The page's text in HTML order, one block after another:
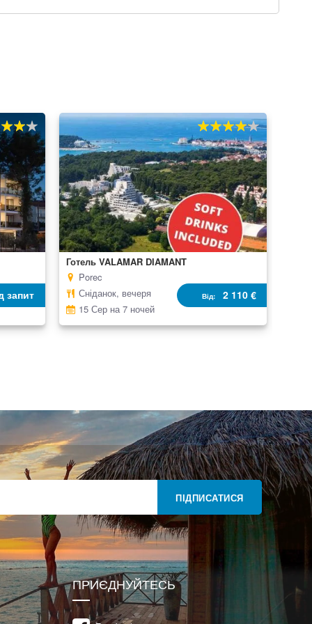
запит
80%
% of100
Готель VALAMAR DIAMANT
Від 2 110 €
Porec
Сніданок, вечеря
15 Сер на 7 ночей
ПІДПИСАТИСЯ
ПРИЄДНУЙТЕСЬ